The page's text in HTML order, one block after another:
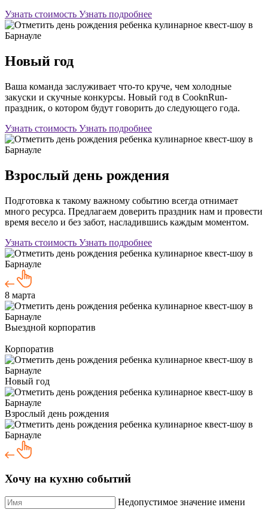
Узнать стоимость Узнать подробнее
Новый год
Ваша команда заслуживает что-то круче, чем холодные
закуски и скучные конкурсы. Новый год в CooknRun-
праздник, о котором будут говорить до следующего года.
Узнать стоимость Узнать подробнее
Взрослый день рождения
Подготовка к такому важному событию всегда отнимает
много ресурса. Предлагаем доверить праздник нам и провести
время весело и без забот, насладившись каждым моментом.
Узнать стоимость Узнать подробнее
8 марта
Выездной корпоратив
Корпоратив
Новый год
Взрослый день рождения
Хочу на кухню событий
Недопустимое значение имени